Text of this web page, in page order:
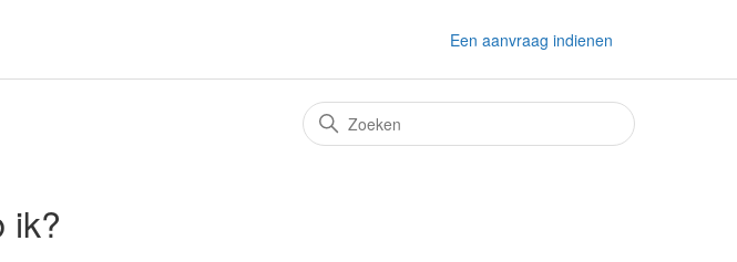
Een aanvraag indienen
ik?